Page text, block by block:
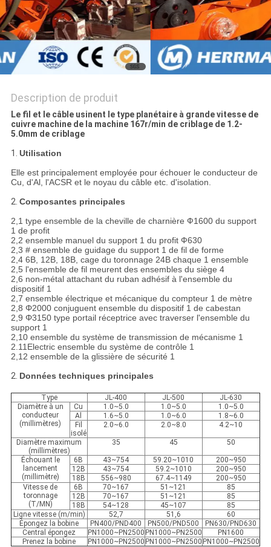
Description de produit
Le fil et le câble usinent le type planétaire à grande vitesse de
cuivre machine de la machine 167r/min de criblage de 1.2-
5.0mm de criblage
1. Utilisation
Elle est principalement employée pour échouer le conducteur de
Cu, d'Al, l'ACSR et le noyau du câble etc. d'isolation.
2. Composantes principales
2,1 type ensemble de la cheville de charnière Ф1600 du support
1 de profit
2,2 ensemble manuel du support 1 du profit Ф630
2,3 # ensemble de guidage du support 1 de fil de forme
2,4 6B, 12B, 18B, cage du toronnage 24B chaque 1 ensemble
2,5 l'ensemble de fil meurent des ensembles du siège 4
2,6 non-métal attachant du ruban adhésif à l'ensemble du
dispositif 1
2,7 ensemble électrique et mécanique du compteur 1 de mètre
2,8 Φ2000 conjuguent ensemble du dispositif 1 de cabestan
2,9 Φ3150 type portail réceptrice avec traverser l'ensemble du
support 1
2,10 ensemble du système de transmission de mécanisme 1
2.11Electric ensemble du système de contrôle 1
2,12 ensemble de la glissière de sécurité 1
2. Données techniques principales
Type JL-400 JL-500
JL-630
Diamètre à un
conducteur
(millimètres)
Cu 1.0~5.0 1.0~5.0
1.0~5.0
Al
1.6~5.0 1.0~6.0
1.8~6.0
Fil
isolé
2.0~6.0 2.0~8.0 4.2~10
Diamètre maximum
(millimètres)
35 45 50
Échouant le
lancement
(millimètre)
6B 43~754 59.20~1010
200~950
12B
43~754 59.2~1010
200~950
18B
556~980 67.4~1149
200~950
Vitesse de
toronnage
(T/MN)
6B 70~167 51~121
85
12B
70~167 51~121
85
18B
54~128 45~107
85
Ligne vitesse (m/min)
52,7 51,6
60
Épongez la bobine
PN400/PND400 PN500/PND500
PN630/PND630
Central épongez
PN1000~PN2500 PN1000~PN2500
PN1600
Prenez la bobine
PN1000~PN2500 PN1000~PN2500 PN1000~PN2500